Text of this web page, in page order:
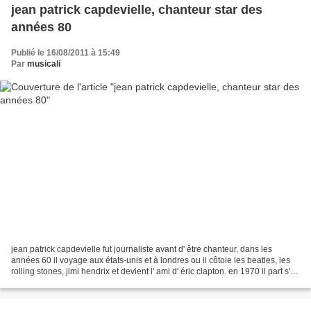
jean patrick capdevielle, chanteur star des
années 80
Publié le 16/08/2011 à 15:49
Par musicali
jean patrick capdevielle fut journaliste avant d' être chanteur, dans les
années 60 il voyage aux états-unis et à londres ou il côtoie les beatles, les
rolling stones, jimi hendrix et devient l' ami d' éric clapton. en 1970 il part s'